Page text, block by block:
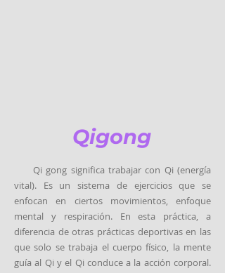
Qigong
Qi gong significa trabajar con Qi (energía
vital). Es un sistema de ejercicios que se
enfocan en ciertos movimientos, enfoque
mental y respiración. En esta práctica, a
diferencia de otras prácticas deportivas en las
que solo se trabaja el cuerpo físico, la mente
guía al Qi y el Qi conduce a la acción corporal.